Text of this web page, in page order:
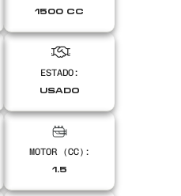
1500 CC
ESTADO:
USADO
MOTOR (CC):
1.5